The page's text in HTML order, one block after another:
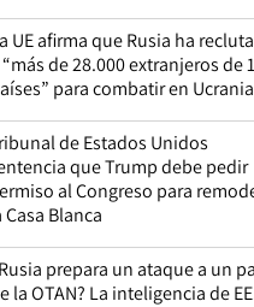
UE afirma que Rusia ha
“más de 28.000 extranjeros de
para combatir en Ucrania
de Estados Unidos
que Trump debe pedir
al Congreso para
Casa Blanca
prepara un ataque a un
la OTAN? La inteligencia de